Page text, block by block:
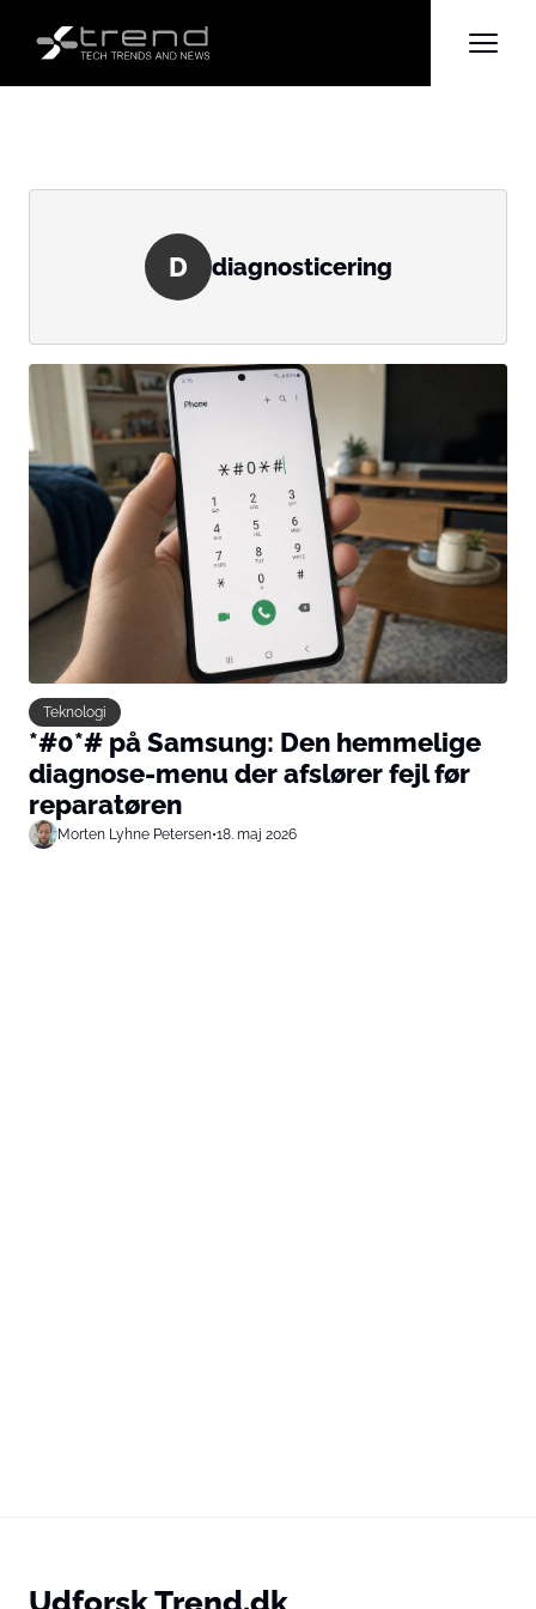
D diagnosticering
Teknologi
*#0*# på Samsung: Den hemmelige
diagnose-menu der afslører fejl før
reparatøren
Morten Lyhne Petersen•18. maj 2026
Udforsk Trend.dk